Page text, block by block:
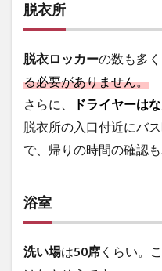
脱衣所
脱衣ロッカーの数も多
る必要がありません。
さらに、
ドライヤーは
脱衣所の入口付近にバ
で、帰りの時間の確認も
浴室
洗い場は50席 くらい。